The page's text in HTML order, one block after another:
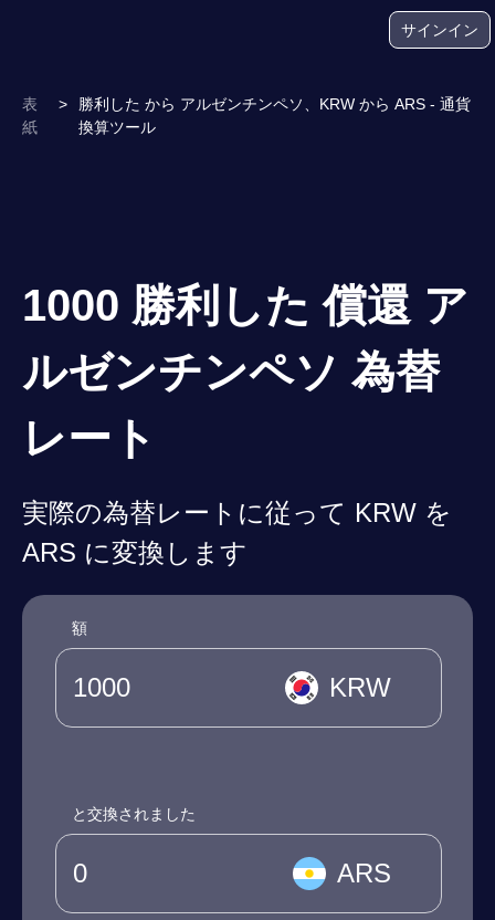
サインイン
表
紙
>
勝利した から アルゼンチンペソ、KRW から ARS - 通貨
換算ツール
1000 勝利した 償還 ア
ルゼンチンペソ 為替
レート
実際の為替レートに従って KRW を
ARS に変換します
額
KRW
と交換されました
ARS